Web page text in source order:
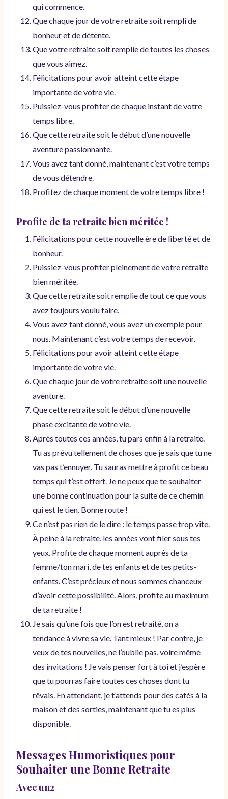
qui commence.
Que chaque jour de votre retraite soit rempli de
bonheur et de détente.
Que votre retraite soit remplie de toutes les choses
que vous aimez.
Félicitations pour avoir atteint cette étape
importante de votre vie.
Puissiez-vous profiter de chaque instant de votre
temps libre.
Que cette retraite soit le début d’une nouvelle
aventure passionnante.
Vous avez tant donné, maintenant c’est votre temps
de vous détendre.
Profitez de chaque moment de votre temps libre !
Profite de ta retraite bien méritée !
Félicitations pour cette nouvelle ère de liberté et de
bonheur.
Puissiez-vous profiter pleinement de votre retraite
bien méritée.
Que cette retraite soit remplie de tout ce que vous
avez toujours voulu faire.
Vous avez tant donné, vous avez un exemple pour
nous. Maintenant c’est votre temps de recevoir.
Félicitations pour avoir atteint cette étape
importante de votre vie.
Que chaque jour de votre retraite soit une nouvelle
aventure.
Que cette retraite soit le début d’une nouvelle
phase excitante de votre vie.
Après toutes ces années, tu pars enfin à la retraite.
Tu as prévu tellement de choses que je sais que tu ne
vas pas t’ennuyer. Tu sauras mettre à profit ce beau
temps qui t’est offert. Je ne peux que te souhaiter
une bonne continuation pour la suite de ce chemin
qui est le tien. Bonne route !
Ce n’est pas rien de le dire : le temps passe trop vite.
À peine à la retraite, les années vont filer sous tes
yeux. Profite de chaque moment auprès de ta
femme/ton mari, de tes enfants et de tes petits-
enfants. C’est précieux et nous sommes chanceux
d’avoir cette possibilité. Alors, profite au maximum
de ta retraite !
Je sais qu’une fois que l’on est retraité, on a
tendance à vivre sa vie. Tant mieux ! Par contre, je
veux de tes nouvelles, ne l’oublie pas, voire même
des invitations ! Je vais penser fort à toi et j’espère
que tu pourras faire toutes ces choses dont tu
rêvais. En attendant, je t’attends pour des cafés à la
maison et des sorties, maintenant que tu es plus
disponible.
Messages Humoristiques pour
Souhaiter une Bonne Retraite
Avec un2